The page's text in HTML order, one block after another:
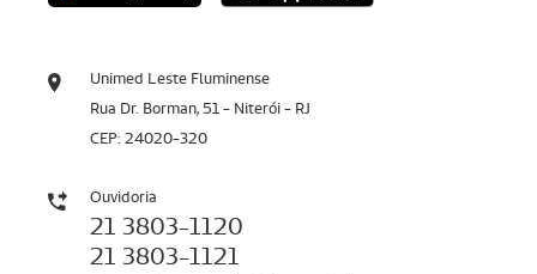
Unimed Leste Fluminense
Rua Dr. Borman, 51 - Niterói - RJ
CEP: 24020-320
Ouvidoria
21 3803-1120
21 3803-1121